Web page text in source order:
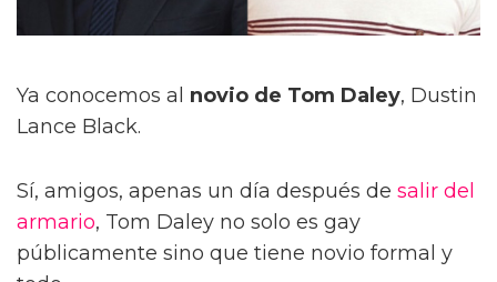
Ya conocemos al novio de Tom Daley, Dustin
Lance Black.
Sí, amigos, apenas un día después de salir del
armario, Tom Daley no solo es gay
públicamente sino que tiene novio formal y